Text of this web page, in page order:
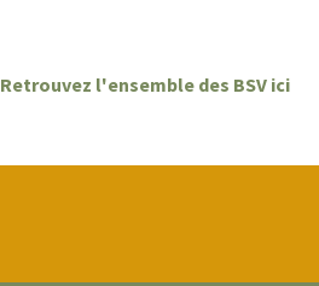
Retrouvez l'ensemble des BSV ici